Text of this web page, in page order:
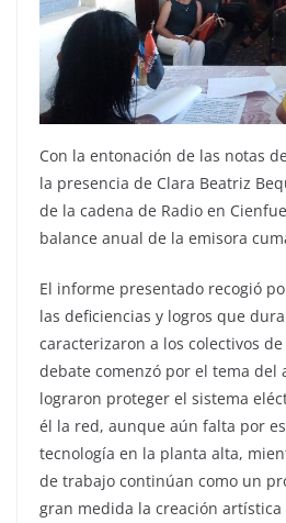
Con la entonación de las notas
la presencia de Clara Beatriz
de la cadena de Radio en
balance anual de la emisora
El informe presentado recogió
las deficiencias y logros que
caracterizaron a los colectivos
debate comenzó por el tema del
lograron proteger el sistema
él la red, aunque aún falta por
tecnología en la planta alta,
de trabajo continúan como un
gran medida la creación